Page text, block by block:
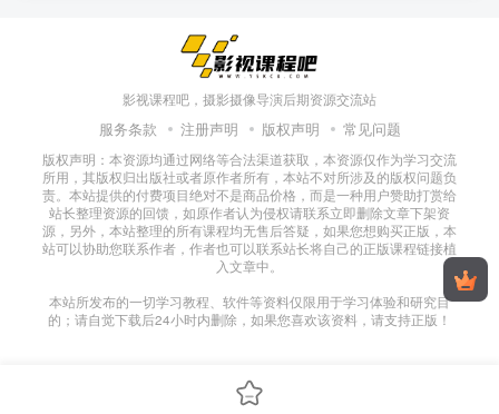
影视课程吧，摄影摄像导演后期资源交流站
服务条款 注册声明 版权声明 常见问题
版权声明：本资源均通过网络等合法渠道获取，本资源仅作为学习交流
所用，其版权归出版社或者原作者所有，本站不对所涉及的版权问题负
责。本站提供的付费项目绝对不是商品价格，而是一种用户赞助打赏给
站长整理资源的回馈，如原作者认为侵权请联系立即删除文章下架资
源，另外，本站整理的所有课程均无售后答疑，如果您想购买正版，本
站可以协助您联系作者，作者也可以联系站长将自己的正版课程链接植
入文章中。
本站所发布的一切学习教程、软件等资料仅限用于学习体验和研究目
的；请自觉下载后24小时内删除，如果您喜欢该资料，请支持正版！